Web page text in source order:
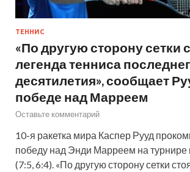
ТЕННИС
«По другую сторону сетки
легенда тенниса
десятилетия», сообщает
победе над Марреем
Оставьте комментарий
10-я ракетка мира Каспер Рууд
победу над Энди Марреем на
(7:5, 6:4). «По другую сторону сетки